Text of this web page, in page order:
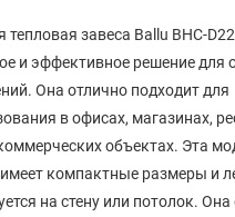
тепловая завеса Ballu BHC-
и эффективное решение для
Она отлично подходит для
в офисах, магазинах,
объектах. Эта
компактные размеры и
на стену или потолок.